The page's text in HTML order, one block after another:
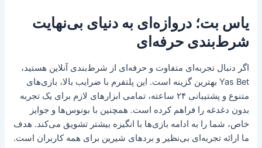
یاس بت؛ دروازه‌ای به دنیای بی‌نهایت
شرط‌بندی حرفه‌ای
اگر دنبال تجربه‌ای متفاوت و حرفه‌ای از شرط‌بندی آنلاین هستید،
Yas Bet بهترین گزینه است. این پلتفرم با ضرایب بالا، بازی‌های
متنوع و پشتیبانی ۲۴ ساعته، تمامی ابزارهای لازم برای یک تجربه
بدون دغدغه را فراهم کرده است. همچنین با بونوس‌ها و جوایز
خاص، شما را به ادامه بازی‌ها با انگیزه بیشتر تشویق می‌کند. هدف
ما ارائه تجربه‌ای بی‌نظیر و بردهای شیرین برای همه کاربران است.